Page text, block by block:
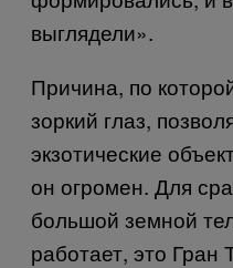
выглядели».
Причина, по
зоркий глаз,
экзотические
он огромен. Для
большой земной
работает, это Гран